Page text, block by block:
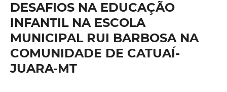
DESAFIOS NA EDUCAÇÃO
INFANTIL NA ESCOLA
MUNICIPAL RUI BARBOSA NA
COMUNIDADE DE CATUAÍ-
JUARA-MT